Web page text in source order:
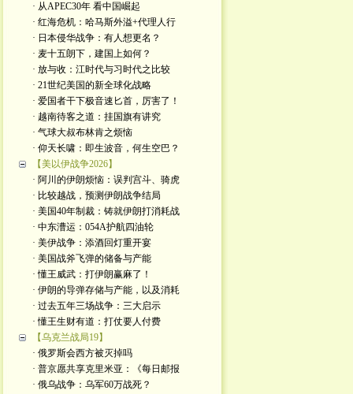
· 从APEC30年 看中国崛起
· 红海危机：哈马斯外溢+代理人行
· 日本侵华战争：有人想更名？
· 麦十五朗下，建国上如何？
· 放与收：江时代与习时代之比较
· 21世纪美国的新全球化战略
· 爱国者干下极音速匕首，厉害了！
· 越南待客之道：挂国旗有讲究
· 气球大叔布林肯之烦恼
· 仰天长啸：即生波音，何生空巴？
【美以伊战争2026】
· 阿川的伊朗烦恼：误判宫斗、骑虎
· 比较越战，预测伊朗战争结局
· 美国40年制裁：铸就伊朗打消耗战
· 中东漕运：054A护航四油轮
· 美伊战争：添酒回灯重开宴
· 美国战斧飞弹的储备与产能
· 懂王威武：打伊朗赢麻了！
· 伊朗的导弹存储与产能，以及消耗
· 过去五年三场战争：三大启示
· 懂王生财有道：打仗要人付费
【乌克兰战局19】
· 俄罗斯会西方被灭掉吗
· 普京愿共享克里米亚：《每日邮报
· 俄乌战争：乌军60万战死？